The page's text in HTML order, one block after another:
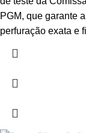
PGM, que garante
perfuração exata e